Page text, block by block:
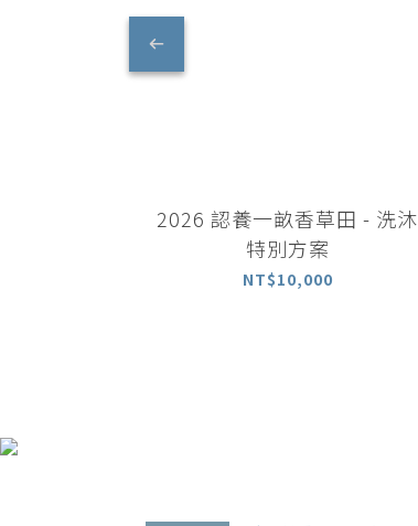
2026 認養一畝香草田 - 洗沐
特別方案
NT$10,000